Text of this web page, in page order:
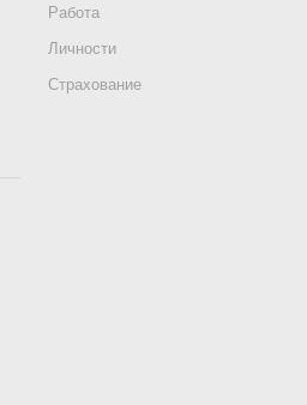
Работа
Личности
Страхование